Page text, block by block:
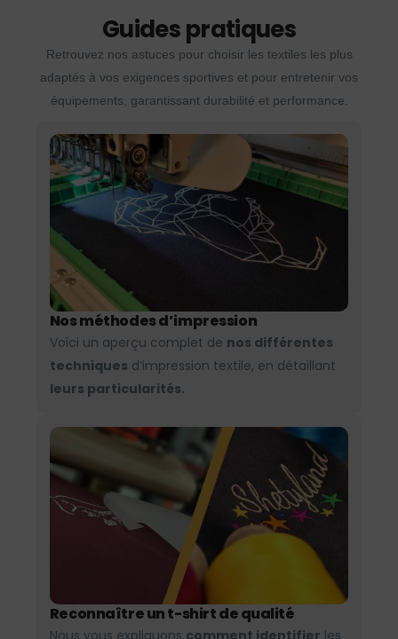
Guides pratiques
Retrouvez nos astuces pour choisir les textiles les plus
adaptés à vos exigences sportives et pour entretenir vos
équipements, garantissant durabilité et performance.
Nos méthodes d’impression
Voici un aperçu complet de nos différentes
techniques d’impression textile, en détaillant
leurs particularités.
Reconnaître un t-shirt de qualité